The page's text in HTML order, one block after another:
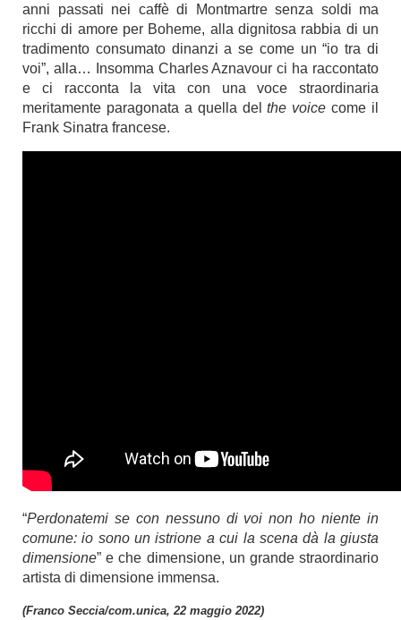
anni passati nei caffè di Montmartre senza soldi ma
ricchi di amore per Boheme, alla dignitosa rabbia di un
tradimento consumato dinanzi a se come un “io tra di
voi”, alla… Insomma Charles Aznavour ci ha raccontato
e ci racconta la vita con una voce straordinaria
meritamente paragonata a quella delthe voice come il
Frank Sinatra francese.
“Perdonatemi se con nessuno di voi non ho niente in
comune: io sono un istrione a cui la scena dà la giusta
dimensione” e che dimensione, un grande straordinario
artista di dimensione immensa.
(Franco Seccia/com.unica, 22 maggio 2022)